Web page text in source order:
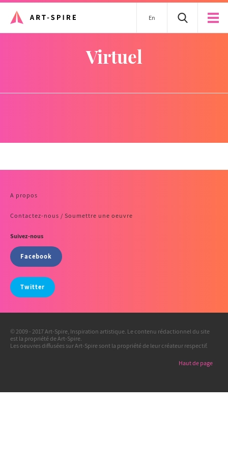
En
virtuel
A propos
Contactez-nous / Soumettre une oeuvre
Suivez-nous
Facebook
Twitter
© 2009 - 2017 Art-Spire, Inspiration artistique. Le contenu rédactionnel du site
est la propriété de Art-Spire.
Les oeuvres diffusées sur Art-Spire sont la propriété de leur créateur respectif.
Haut de page